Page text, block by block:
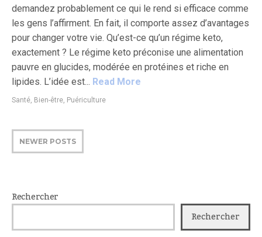
demandez probablement ce qui le rend si efficace comme
les gens l’affirment. En fait, il comporte assez d’avantages
pour changer votre vie. Qu’est-ce qu’un régime keto,
exactement ? Le régime keto préconise une alimentation
pauvre en glucides, modérée en protéines et riche en
lipides. L’idée est... Read More
Santé, Bien-être, Puériculture
NEWER POSTS
Rechercher
Rechercher